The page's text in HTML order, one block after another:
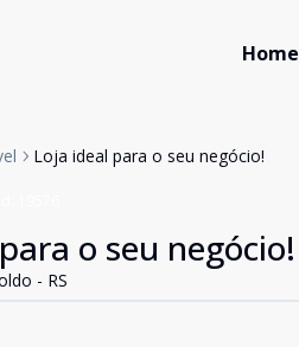
Home
Loja ideal para o seu negócio!
o seu negócio!
- RS